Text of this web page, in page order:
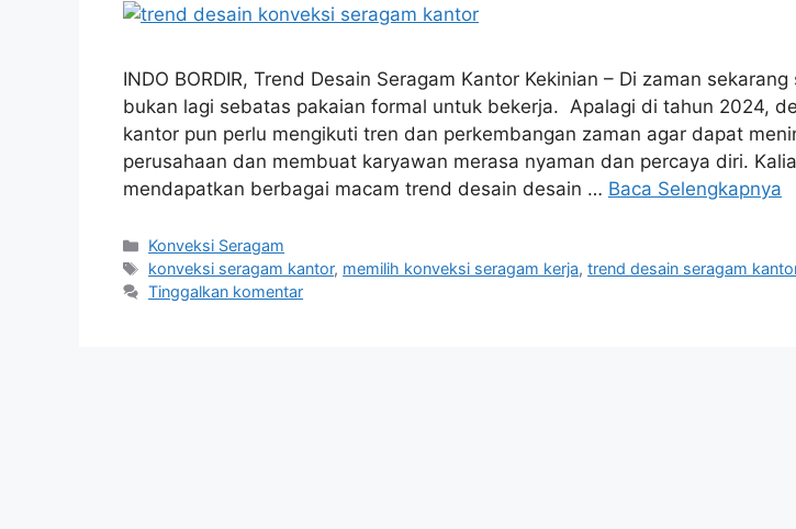
INDO BORDIR, Trend Desain Seragam Kantor Kekinian – Di zaman
bukan lagi sebatas pakaian formal untuk bekerja. Apalagi di tahun 2024,
kantor pun perlu mengikuti tren dan perkembangan zaman agar dapat
perusahaan dan membuat karyawan merasa nyaman dan percaya diri.
mendapatkan berbagai macam trend desain desain … Baca Selengkapnya
Kategori
Konveksi Seragam
Tag
konveksi seragam kantor, memilih konveksi seragam kerja,trend desain seragam
Tinggalkan komentar